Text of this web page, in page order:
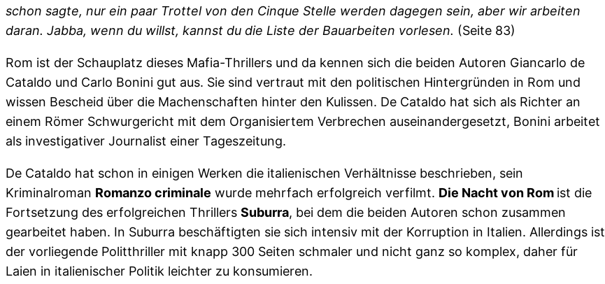
schon sagte, nur ein paar Trottel von den Cinque Stelle werden dagegen sein, aber wir arbeiten
daran. Jabba, wenn du willst, kannst du die Liste der Bauarbeiten vorlesen. (Seite 83)
Rom ist der Schauplatz dieses Mafia-Thrillers und da kennen sich die beiden Autoren Giancarlo de
Cataldo und Carlo Bonini gut aus. Sie sind vertraut mit den politischen Hintergründen in Rom und
wissen Bescheid über die Machenschaften hinter den Kulissen. De Cataldo hat sich als Richter an
einem Römer Schwurgericht mit dem Organisiertem Verbrechen auseinandergesetzt, Bonini arbeitet
als investigativer Journalist einer Tageszeitung.
De Cataldo hat schon in einigen Werken die italienischen Verhältnisse beschrieben, sein
Kriminalroman Romanzo criminale wurde mehrfach erfolgreich verfilmt. Die Nacht von Rom ist die
Fortsetzung des erfolgreichen Thrillers Suburra, bei dem die beiden Autoren schon zusammen
gearbeitet haben. In Suburra beschäftigten sie sich intensiv mit der Korruption in Italien. Allerdings ist
der vorliegende Politthriller mit knapp 300 Seiten schmaler und nicht ganz so komplex, daher für
Laien in italienischer Politik leichter zu konsumieren.